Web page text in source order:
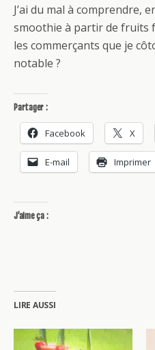
J’ai du mal à comprendre,
smoothie à partir de fruits
les commerçants que je
notable ?
Partager :
Facebook X
E-mail Imprimer
J’aime ça :
LIRE AUSSI